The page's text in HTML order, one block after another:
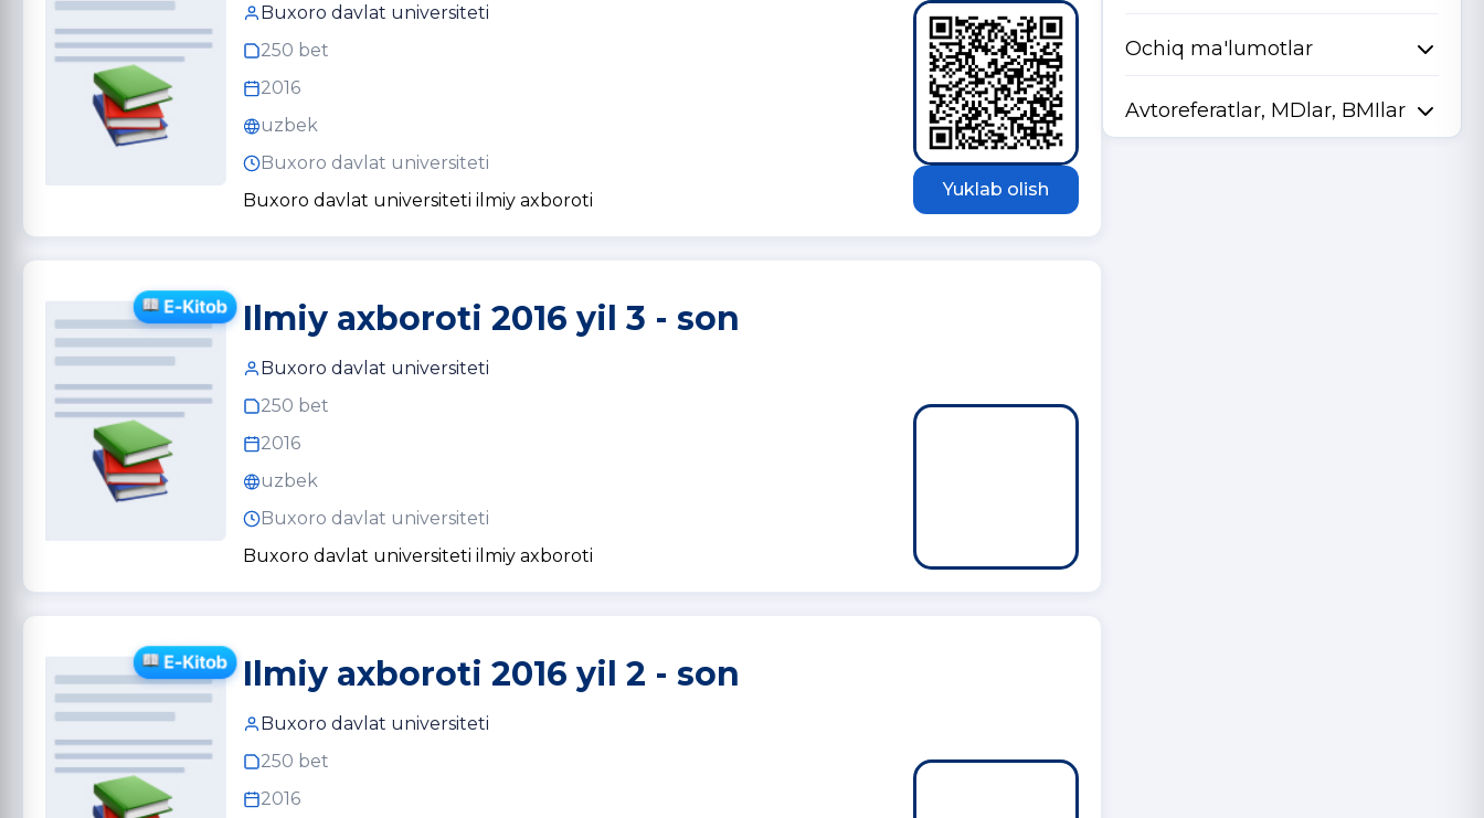
Buxoro davlat universiteti
250 bet
2016
uzbek
Buxoro davlat universiteti
Buxoro davlat universiteti ilmiy axboroti
Yuklab olish
Ilmiy axboroti 2016 yil 3 - son
Buxoro davlat universiteti
250 bet
2016
uzbek
Buxoro davlat universiteti
Buxoro davlat universiteti ilmiy axboroti
Ilmiy axboroti 2016 yil 2 - son
Buxoro davlat universiteti
250 bet
2016
Ochiq ma'lumotlar
Avtoreferatlar, MDlar, BMIlar